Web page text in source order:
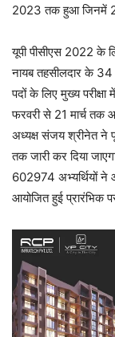
2023 तक हुआ जिनमें
यूपी पीसीएस 2022 के
नायब तहसीलदार के
पदों के लिए मुख्य
फरवरी से 21 मार्च तक
अध्यक्ष संजय श्रीनेत ने
तक जारी कर दिया
602974 अभ्यर्थियों
आयोजित हुई प्रारंभिक